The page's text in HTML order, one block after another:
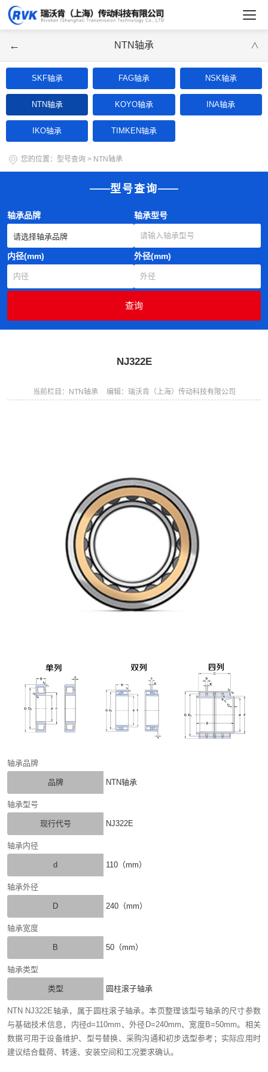
← NTN轴承 ∨
SKF轴承 FAG轴承 NSK轴承
NTN轴承 KOYO轴承 INA轴承
IKO轴承 TIMKEN轴承
您的位置： 型号查询 > NTN轴承
型号查询
轴承品牌 轴承型号
内径(mm) 外径(mm)
NJ322E
当前栏目：NTN轴承 编辑：瑞沃肯（上海）传动科技有限公司
轴承品牌
品牌 NTN轴承
轴承型号
现行代号 NJ322E
轴承内径
d 110（mm）
轴承外径
D 240（mm）
轴承宽度
B 50（mm）
轴承类型
类型 圆柱滚子轴承
NTN NJ322E轴承，属于圆柱滚子轴承。本页整理该型号轴承的尺寸参数
与基础技术信息，内径d=110mm、外径D=240mm、宽度B=50mm。相关
数据可用于设备维护、型号替换、采购沟通和初步选型参考；实际应用时
建议结合载荷、转速、安装空间和工况要求确认。